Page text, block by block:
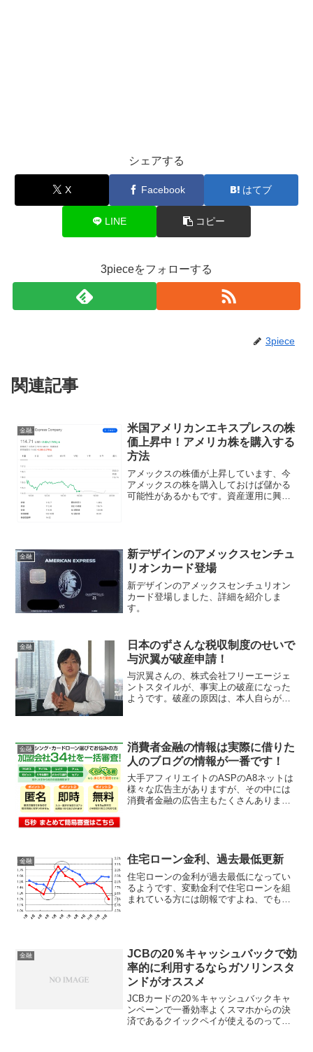
シェアする
X Facebook はてブ
LINE コピー
3pieceをフォローする
3piece
関連記事
金融
米国アメリカンエキスプレスの株
価上昇中！アメリカ株を購入する
方法
アメックスの株価が上昇しています、今
アメックスの株を購入しておけば儲かる
可能性があるかもです。資産運用に興味
金融
新デザインのアメックスセンチュ
リオンカード登場
新デザインのアメックスセンチュリオン
カード登場しました、詳細を紹介しま
す。
金融
日本のずさんな税収制度のせいで
与沢翼が破産申請！
与沢翼さんの、株式会社フリーエージェ
ントスタイルが、事実上の破産になった
ようです。破産の原因は、本人自らが
並びに...
金融
消費者金融の情報は実際に借りた
人のブログの情報が一番です！
大手アフィリエイトのASPのA8ネットは
様々な広告主がありますが、その中には
消費者金融の広告主もたくさんありま
金融 住宅ローン金利、過去最低更新
住宅ローンの金利が過去最低になってい
るようです、変動金利で住宅ローンを組
まれている方には朗報ですよね、でも銀
金融
JCBの20％キャッシュバックで効
率的に利用するならガソリンスタ
ンドがオススメ
JCBカードの20％キャッシュバックキャ
ンペーンで一番効率よくスマホからの決
済であるクイックペイが使えるのってガ